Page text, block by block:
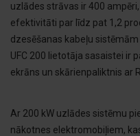
uzlādes strāvas ir 400
efektivitāti par līdz pat 1,2
dzesēšanas kabeļu
UFC 200 lietotāja sasaistei ir
ekrāns un skārienpaliktnis ar
Ar 200 kW uzlādes sistēmu
nākotnes elektromobiļiem,